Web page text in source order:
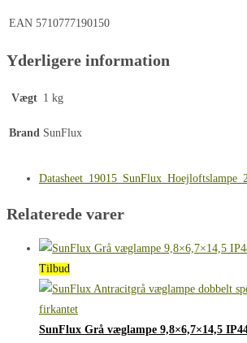
EAN 5710777190150
Yderligere information
Vægt 1 kg
Brand SunFlux
Relaterede varer
Tilbud
SunFlux Grå væglampe 9,8×6,7×14,5